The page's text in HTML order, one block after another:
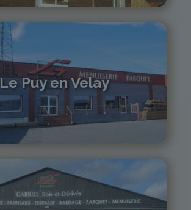
Le Puy en Velay
04 71 01 13 30
lepuy@gabriel-sa.fr